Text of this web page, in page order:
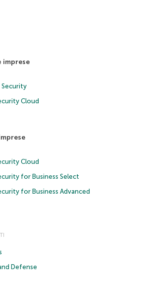
Security
Cloud
Cloud
for Business Select
for Business Advanced
Defense